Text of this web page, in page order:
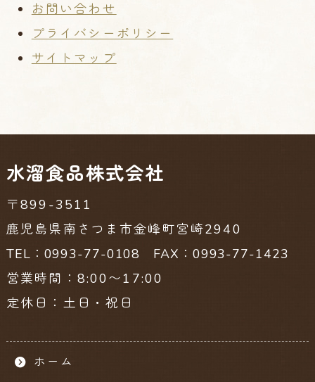
お問い合わせ
プライバシーポリシー
サイトマップ
水溜食品株式会社
〒899-3511
鹿児島県南さつま市金峰町宮崎2940
TEL：0993-77-0108 FAX：0993-77-1423
営業時間：8:00〜17:00
定休日：土日・祝日
ホーム